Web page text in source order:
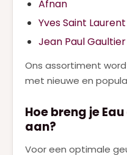
Afnan
Yves Saint Laurent
Jean Paul Gaultier
Ons assortiment
met nieuwe en
Hoe breng je
aan?
Voor een optimale